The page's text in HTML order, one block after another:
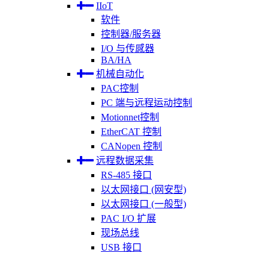
IIoT
软件
控制器/服务器
I/O 与传感器
BA/HA
机械自动化
PAC控制
PC 端与远程运动控制
Motionnet控制
EtherCAT 控制
CANopen 控制
远程数据采集
RS-485 接口
以太网接口 (网安型)
以太网接口 (一般型)
PAC I/O 扩展
现场总线
USB 接口